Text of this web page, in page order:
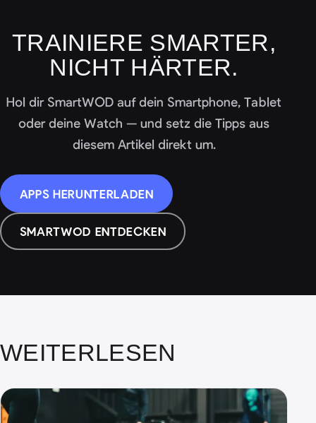
TRAINIERE SMARTER,
NICHT HÄRTER.
Hol dir SmartWOD auf dein Smartphone, Tablet
oder deine Watch — und setz die Tipps aus
diesem Artikel direkt um.
APPS HERUNTERLADEN
SMARTWOD ENTDECKEN
WEITERLESEN